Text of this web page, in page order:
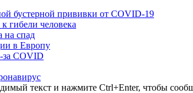
бустерной прививки от COVID-19
гибели человека
на спад
в Европу
COVID
текст и нажмите Ctrl+Enter, чтобы